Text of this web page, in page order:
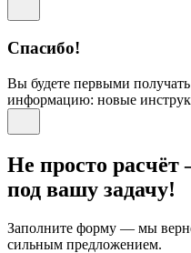
Спасибо!
Вы будете первыми
информацию: новые
Не просто
под вашу задачу!
Заполните форму — мы
сильным предложением.